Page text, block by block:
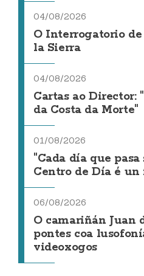
04/08/2026
O Interrogatorio de
la Sierra
04/08/2026
Cartas ao Director:
da Costa da Morte"
01/08/2026
"Cada día que
Centro de Día é
06/08/2026
O camariñán Juan
pontes coa
videoxogos